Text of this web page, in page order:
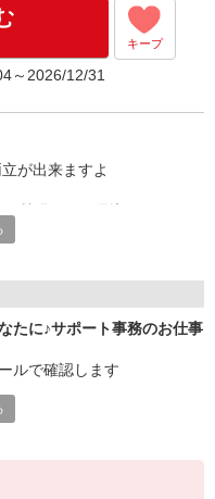
キープ
～2026/12/31
が出来ますよ
たに♪サポート事務のお仕事
ルで確認します
力→既存のExcelフォーマッ